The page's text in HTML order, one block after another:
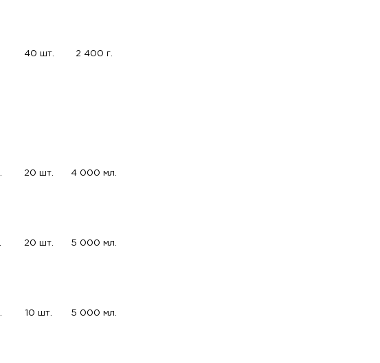
40 шт. 2 400 г.
20 шт. 4 000 мл.
20 шт. 5 000 мл.
10 шт. 5 000 мл.